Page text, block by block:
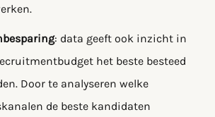
: data geeft ook inzicht in
het beste besteed
Door te analyseren welke
de beste kandidaten